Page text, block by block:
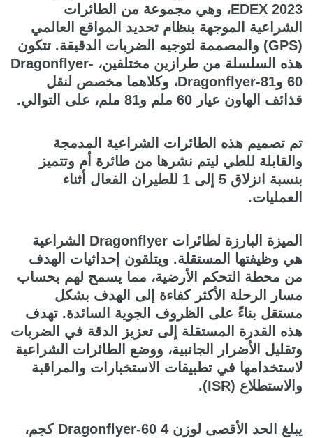
EDEX 2023، وهي مجموعة من الطائرات
الشراعية الموجهة بنظام تحديد المواقع العالمي
(GPS) والمصممة لتوجيه الضربات الدقيقة. تتكون
هذه السلسلة من طرازين مختلفين، Dragonflyer-
60 وDragonflyer-81، وكلاهما مخصص لنقل
قذائف الهاون عيار 60 ملم و81 ملم، على التوالي.
تم تصميم هذه الطائرات الشراعية المدمجة
والقابلة للطي ليتم نشرها من طائرة أم وتتميز
بنسبة انزلاق 5 إلى 1 للطيران الفعال أثناء
العمليات.
الميزة البارزة لطائرات Dragonflyer الشراعية
هي وظيفتها المستقلة. ويتلقون إحداثيات الهدف
من محطة التحكم الأرضية، مما يسمح لهم بحساب
مسار الرحلة الأكثر كفاءة إلى الهدف بشكل
مستقل بناءً على الظروف الجوية السائدة. تهدف
هذه القدرة المستقلة إلى تعزيز الدقة في الضربات
وتقليل الأضرار الجانبية، ووضع الطائرات الشراعية
لاستخدامها في تطبيقات الاستخبارات والمراقبة
والاستطلاع (ISR).
يبلغ الحد الأقصى لوزن Dragonflyer-60 4 كجم،